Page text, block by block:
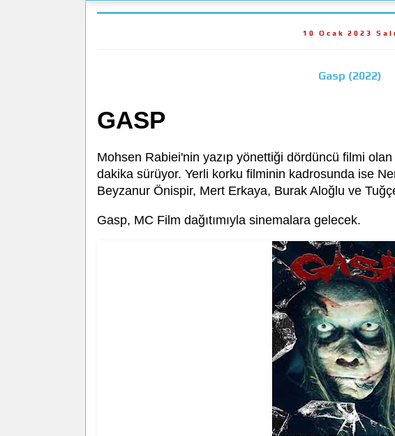
10 Ocak 2023 Salı
Gasp (2022)
GASP
Mohsen Rabiei'nin yazıp yönettiği dördüncü filmi olan
dakika sürüyor. Yerli korku filminin kadrosunda ise
Beyzanur Önispir, Mert Erkaya, Burak Aloğlu ve
Gasp, MC Film dağıtımıyla sinemalara gelecek.